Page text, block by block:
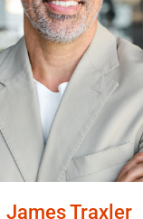
James Traxler